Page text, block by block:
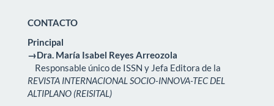
CONTACTO
Principal
→Dra. María Isabel Reyes Arreozola
Responsable único de ISSN y Jefa Editora de la
REVISTA INTERNACIONAL SOCIO-INNOVA-TEC DEL
ALTIPLANO (REISITAL)